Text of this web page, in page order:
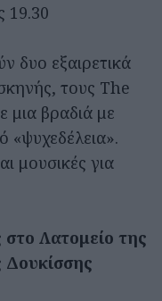
19.30
δυο εξαιρετικά
τους The
μια βραδιά με
«ψυχεδέλεια».
μουσικές για
Λατομείο της
Δουκίσσης